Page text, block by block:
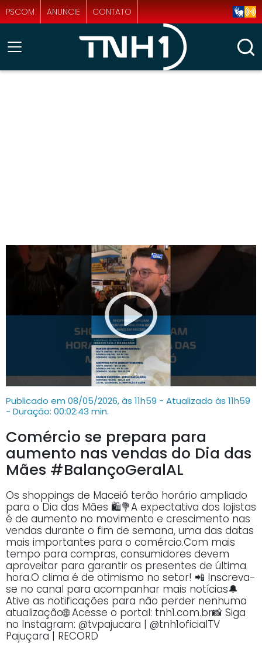
PSCOM ANUNCIE CONTATO
Publicado em 08/05/2026, às 11h59 - Atualizado às 11h59
- Duração: 00:02:43 min.
Comércio se prepara para
aumento nas vendas do Dia das
Mães #BalançoGeralAL
Os shoppings de Maceió terão horário ampliado
para o Dia das Mães 🛍️💐A expectativa dos lojistas
é de aumento no movimento e crescimento nas
vendas durante o fim de semana, uma das datas
mais importantes para o comércio.Com mais
tempo para compras, consumidores devem
aproveitar para garantir os presentes de última
hora.O clima é de otimismo no setor! 📲 Inscreva-
se no canal para acompanhar mais notícias🔔
Ative as notificações para não perder nenhuma
atualização🌐 Acesse o portal: tnh1.com.br📸 Siga
no Instagram: @tvpajucara | @tnh1oficialTV
Pajuçara | RECORD